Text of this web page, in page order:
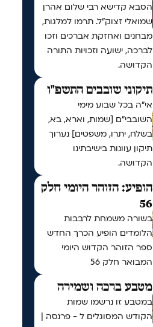
הסבא קדישא רבי שלום אהרן
שמואלי זצוק״ל. תרמו למלגות,
מבחנים ואחזקת אברכים וזכו
לברכה, ישועה וזכויות התורה
הקדושה.
תיקוני שובבים התשפ"ו
אי"ה בכל שבוע מימי
השובבי"ם [שמות, וארא, בא,
בשלח, יתרו, משפטים] נערוך
תיקון עוונות בישיבתינו
הקדושה.
הופיע: הזוהר היומי חלק
56
בשורה משמחת לרבבות
הלומדים הופיע הכרך החדש
ספר הזוהר הקדוש היומי
המבואר חלק 56
מטבע ברכה ושמירה
במטבע זו נרשמו שמות
הקודש המסוגלים ל - פרנסה |